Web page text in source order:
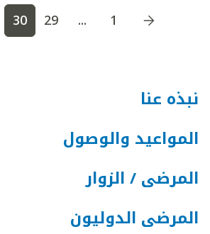
اذهب إلى الصفحة اذهب إلى 1
...
29
30
نبذه عنا
المواعيد والوصول
المرضى / الزوار
المرضى الدوليون